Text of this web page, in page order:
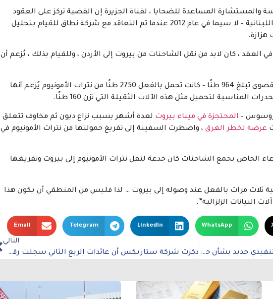
والمستشارة المساعدة للضحايا ، لقناة الجزيرة إن القضية تركز على العقود
المبرمة بين شركة نطاق ووزارة الطاقة اللبنانية – لا سيما في عام 2012 عندما تم التعاقد مع شركة نطاق للقيام بتحليل
هزازة.
العقد ، كان لابد من نقل الشاحنات من بيروت إلى الأردن ، وللقيام بذلك ، يُزعم أن
هذا على الرغم من أن روسوس- بسعة قصوى تبلغ 964 طنًا – كانت تحمل بالفعل 2750 طنًا من نترات الأمونيوم يُزعم أنها
المناسبة لتحميل مثل هذه الآلات الثقيلة التي تزن 160 طنًا.
روسوس – المحتجزة في ميناء بيروت لعدة أشهر بسبب نزاع ديون ثم مخاوف تتعلق
عرضة لخطر الغرق ، واضطرت السفينة إلى تفريغ حمولتها من نترات الأمونيوم في
الخاص بجمع الشاحنات كان خدعة لنقل نترات الأمونيوم إلى بيروت وتفريغها
ثلاث مرات بالفعل عند وصوله إلى بيروت … لذا فليس من المنطقي أن يكون هذا
البيانات الزلزالية”.
WhatsApp
LinkedIn
Telegram
Email
الرئيس الأمريكي بايدن يوقع على أمر تنفيذي جديد بشأن حقوق الإجهاض
التالي
ذكرت شركة ستاربكس أن عائدات الربع الثاني سجلت رقماً قياسياً على الطلب الأمريكي